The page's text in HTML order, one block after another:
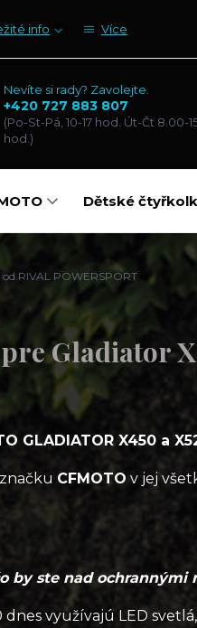
info Více
Nevíte si rady? Zavolejte.
+420 727 883 807
(Po-St-Pá, 10-17 hod. Út-Čt 8.00-
hod.)
Dětské
RIVAL POWERSPORT
Gladiator
GLADIATOR X450 a
CFMOTO v jej
by ste nad ochrannými
dnes využívajú LED